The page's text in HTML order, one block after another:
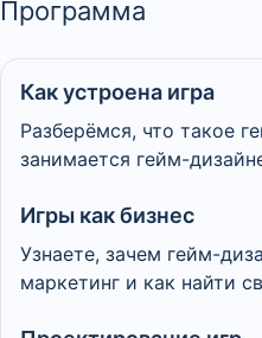
Программа
Как устроена игра
Разберёмся, что такое
занимается гейм-
Игры как бизнес
Узнаете, зачем гейм-
маркетинг и как найти